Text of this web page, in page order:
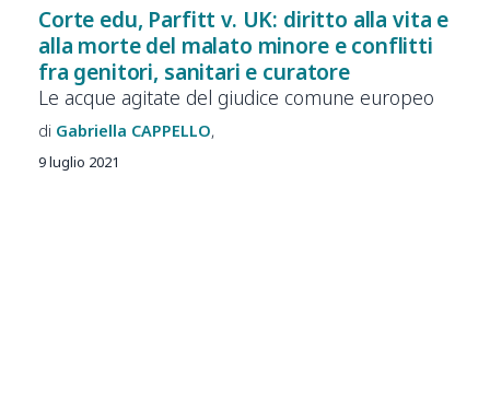
Corte edu, Parfitt v. UK: diritto alla vita e
alla morte del malato minore e conflitti
fra genitori, sanitari e curatore
Le acque agitate del giudice comune europeo
Gabriella CAPPELLO
9 luglio 2021